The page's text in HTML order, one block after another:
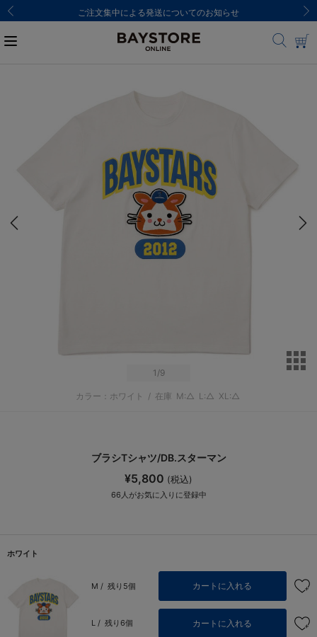
ご注文集中による発送についてのお知らせ
1 /9
カラー：ホワイト / 在庫 M:△ L:△ XL:△
ブラシTシャツ/DB.スターマン
¥5,800 (税込)
66 人がお気に入りに登録中
ホワイト
M / 残り5個 カートに入れる
L / 残り6個 カートに入れる